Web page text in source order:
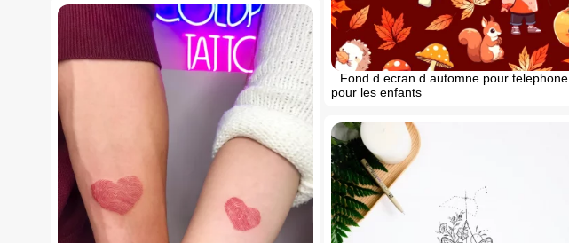
Fond d ecran d automne pour telephone
pour les enfants